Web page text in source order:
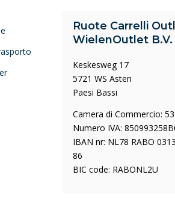
Ruote Carrelli
WielenOutlet B.V.
Keskesweg 17
5721 WS Asten
Paesi Bassi
Camera di Commercio:
Numero IVA:
IBAN nr: NL78 RABO
86
BIC code: RABONL2U